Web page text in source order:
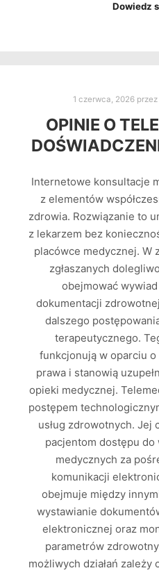
Dowiedz
1 czerwca, 2026 przez
OPINIE O
Internetowe konsultacje
z elementów
zdrowia. Rozwiązanie to
z lekarzem bez
placówce medycznej. W
zgłaszanych
obejmować
dokumentacji
dalszego
terapeutycznego.
funkcjonują w oparciu
prawa i stanowią
opieki medycznej.
postępem
usług zdrowotnych. Jej
pacjentom dostępu
medycznych za
komunikacji
obejmuje między
wystawianie
elektronicznej oraz
parametrów
możliwych działań zależy